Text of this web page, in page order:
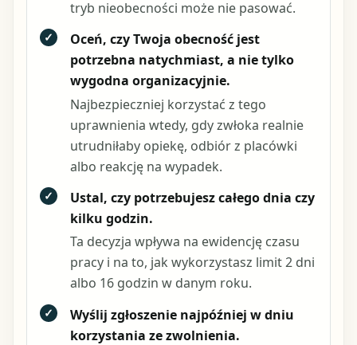
tryb nieobecności może nie pasować.
✓
Oceń, czy Twoja obecność jest
potrzebna natychmiast, a nie tylko
wygodna organizacyjnie.
Najbezpieczniej korzystać z tego
uprawnienia wtedy, gdy zwłoka realnie
utrudniłaby opiekę, odbiór z placówki
albo reakcję na wypadek.
✓
Ustal, czy potrzebujesz całego dnia czy
kilku godzin.
Ta decyzja wpływa na ewidencję czasu
pracy i na to, jak wykorzystasz limit 2 dni
albo 16 godzin w danym roku.
✓
Wyślij zgłoszenie najpóźniej w dniu
korzystania ze zwolnienia.